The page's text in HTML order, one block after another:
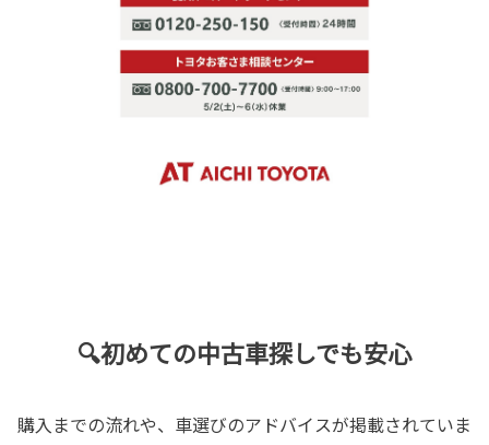
🔍初めての中古車探しでも安心
購入までの流れや、車選びのアドバイスが掲載されていま